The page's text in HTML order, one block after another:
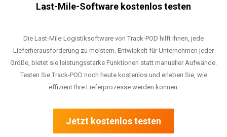
Last-Mile-Software kostenlos testen
Die Last-Mile-Logistiksoftware von Track-POD hilft Ihnen, jede
Lieferherausforderung zu meistern. Entwickelt für Unternehmen jeder
Größe, bietet sie leistungsstarke Funktionen statt manueller Aufwände.
Testen Sie Track-POD noch heute kostenlos und erleben Sie, wie
effizient Ihre Lieferprozesse werden können.
Jetzt kostenlos testen